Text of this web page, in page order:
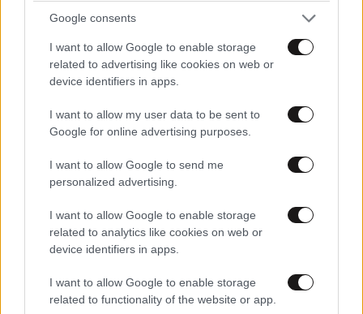
Google consents
I want to allow Google to enable storage
related to advertising like cookies on web or
device identifiers in apps.
I want to allow my user data to be sent to
Google for online advertising purposes.
I want to allow Google to send me
personalized advertising.
I want to allow Google to enable storage
related to analytics like cookies on web or
device identifiers in apps.
I want to allow Google to enable storage
related to functionality of the website or app.
περιμενετε 15·01·2025 08:54
οπως και στα χανια...στο ρεθυμνο ηρακλειο κτλ
Απαντήστε
Σπίτι 15·01·2025 04:04